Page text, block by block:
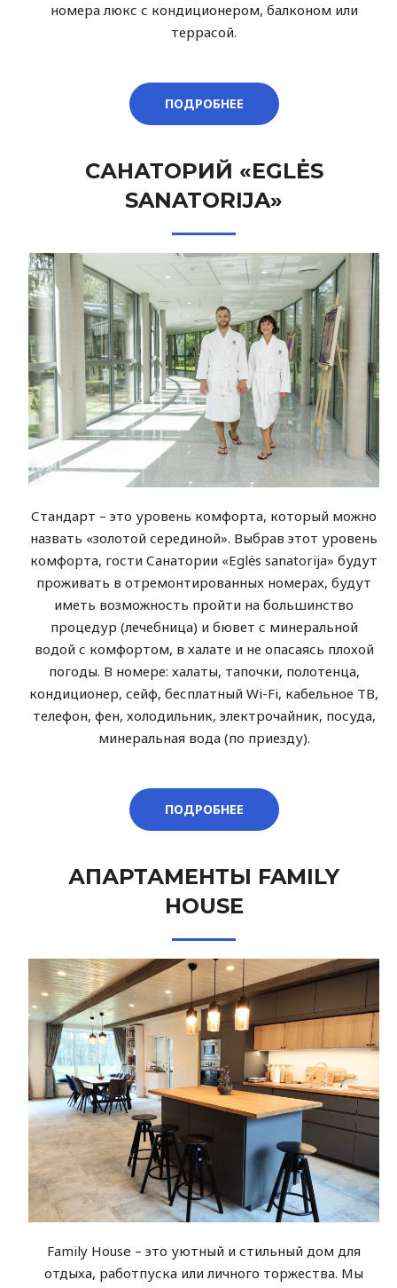
номера люкс с кондиционером, балконом или
террасой.
ПОДРОБНЕЕ
САНАТОРИЙ «EGLĖS
SANATORIJA»
Стандарт – это уровень комфорта, который можно
назвать «золотой серединой». Выбрав этот уровень
комфорта, гости Санатории «Eglės sanatorija» будут
проживать в отремонтированных номерах, будут
иметь возможность пройти на большинство
процедур (лечебница) и бювет с минеральной
водой с комфортом, в халате и не опасаясь плохой
погоды. В номере: халаты, тапочки, полотенца,
кондиционер, сейф, бесплатный Wi-Fi, кабельное ТВ,
телефон, фен, холодильник, электрочайник, посуда,
минеральная вода (по приезду).
ПОДРОБНЕЕ
АПАРТАМЕНТЫ FAMILY
HOUSE
Family House – это уютный и стильный дом для
отдыха, работпуска или личного торжества. Мы